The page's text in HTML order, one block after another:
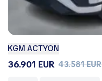
KGM ACTYON
36.901 EUR 43.581 EUR